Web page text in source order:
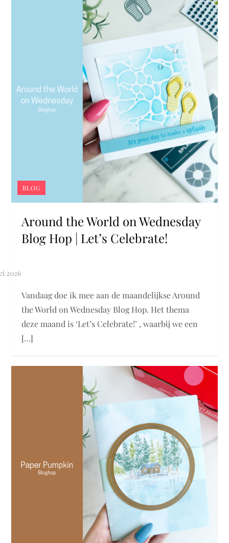
BLOG
Around the World on Wednesday
Blog Hop | Let’s Celebrate!
Vandaag doe ik mee aan de maandelijkse Around
the World on Wednesday Blog Hop. Het thema
deze maand is ‘Let’s Celebrate!’ , waarbij we een
[…]